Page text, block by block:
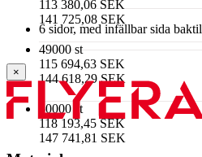
113 380,06 SEK
141 725,08 SEK
49000 st
115 694,63 SEK
144 618,29 SEK
50000 st
118 193,45 SEK
147 741,81 SEK
6 sidor, med infällbar sida
×